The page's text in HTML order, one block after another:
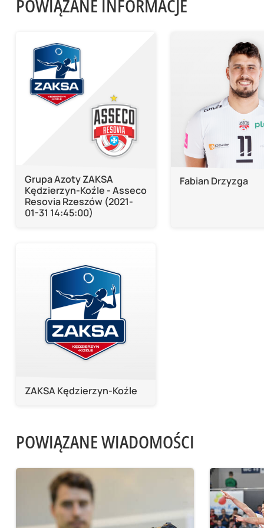
POWIĄZANE INFORMACJE
Grupa Azoty ZAKSA
Kędzierzyn-Koźle - Asseco
Resovia Rzeszów (2021-
01-31 14:45:00)
Fabian Drzyzga
ZAKSA Kędzierzyn-Koźle
POWIĄZANE WIADOMOŚCI